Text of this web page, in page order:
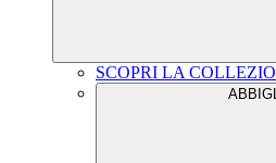
SCOPRI LA